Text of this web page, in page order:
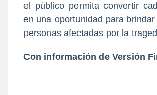
el público permita convertir
en una oportunidad para
personas afectadas por la
Con información de Versión